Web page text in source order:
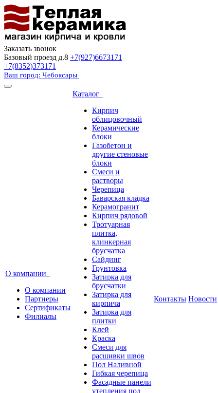
Заказать звонок
Базовый проезд д.8 +7(927)6673171
+7(8352)373171
Ваш город: Чебоксары
О компании
О компании
Партнеры
Сертификаты
Филиалы
Каталог
Кирпич
облицовочный
Керамические
блоки
Газобетон и
другие стеновые
блоки
Смеси и
растворы
Черепица
Баварская кладка
Керамогранит
Кирпич рядовой
Тротуарная
плитка,
клинкерная
брусчатка
Сайдинг
Грунтовка
Затирка для
брусчатки
Затирка для
кирпича
Затирка для
плитки
Клей
Краска
Смеси для
расшивки швов
Пол Наливной
Гибкая черепица
Фасадные панели
утепления под
Контакты Новости